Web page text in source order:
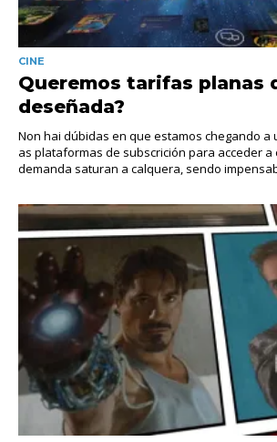
CINE
Queremos tarifas planas
deseñada?
Non hai dúbidas en que estamos chegando a
as plataformas de subscrición para acceder a
demanda saturan a calquera, sendo